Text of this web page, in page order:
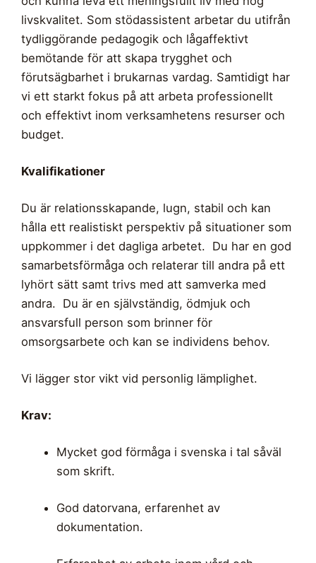
livskvalitet. Som stödassistent arbetar du utifrån
tydliggörande pedagogik och lågaffektivt
bemötande för att skapa trygghet och
förutsägbarhet i brukarnas vardag. Samtidigt har
vi ett starkt fokus på att arbeta professionellt
och effektivt inom verksamhetens resurser och
budget.
Kvalifikationer
Du är relationsskapande, lugn, stabil och kan
hålla ett realistiskt perspektiv på situationer som
uppkommer i det dagliga arbetet. Du har en god
samarbetsförmåga och relaterar till andra på ett
lyhört sätt samt trivs med att samverka med
andra. Du är en självständig, ödmjuk och
ansvarsfull person som brinner för
omsorgsarbete och kan se individens behov.
Vi lägger stor vikt vid personlig lämplighet.
Krav:
Mycket god förmåga i svenska i tal såväl
som skrift.
God datorvana, erfarenhet av
dokumentation.